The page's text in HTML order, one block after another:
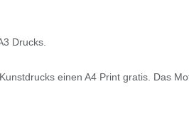
Drucks.
einen A4 Print gratis. Das